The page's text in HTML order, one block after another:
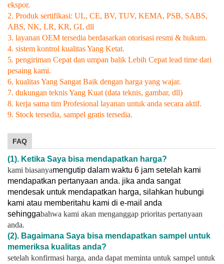
ekspor.
2. Produk sertifikasi: UL, CE, BV, TUV, KEMA, PSB, SABS,
ABS, NK, LR, KR, GL dll
3. layanan OEM tersedia berdasarkan otorisasi resmi & hukum.
4. sistem kontrol kualitas Yang Ketat.
5. pengiriman Cepat dan umpan balik Lebih Cepat lead time dari
pesaing kami.
6. kualitas Yang Sangat Baik dengan harga yang wajar.
7. dukungan teknis Yang Kuat (data teknis, gambar, dll)
8. kerja sama tim Profesional layanan untuk anda secara aktif.
9. Stock tersedia, sampel gratis tersedia.
FAQ
(1). Ketika Saya bisa mendapatkan harga?
kami biasanyamengutip dalam waktu 6 jam setelah kami
mendapatkan pertanyaan anda. jika anda sangat
mendesak untuk mendapatkan harga, silahkan hubungi
kami atau memberitahu kami di e-mail anda
sehinggabahwa kami akan menganggap prioritas pertanyaan
anda.
(2). Bagaimana Saya bisa mendapatkan sampel untuk
memeriksa kualitas anda?
setelah konfirmasi harga, anda dapat meminta untuk sampel untuk